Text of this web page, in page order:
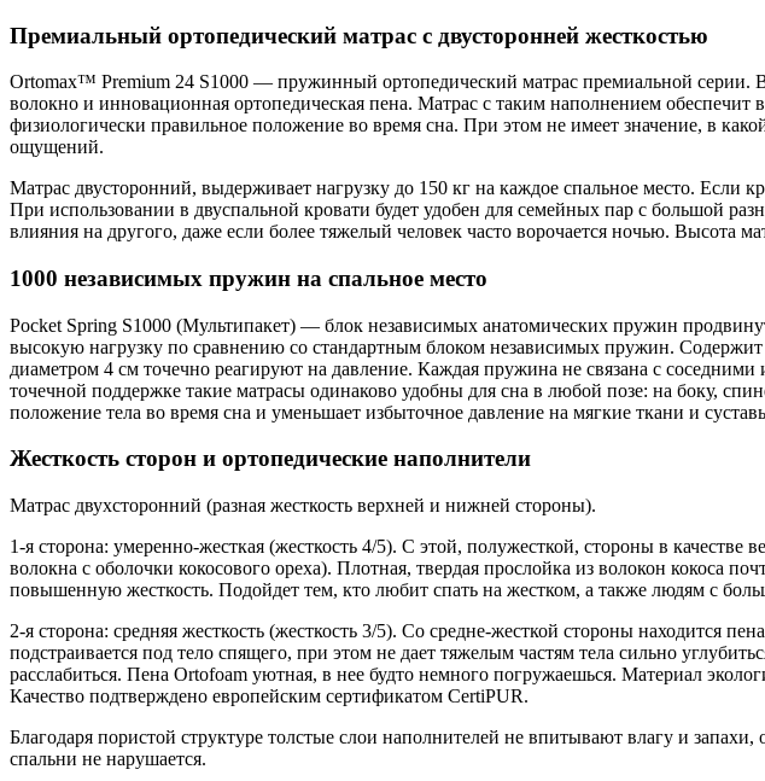
Премиальный ортопедический матрас с двусторонней жесткостью
Ortomax™ Premium 24 S1000 — пружинный ортопедический матрас премиальной серии.
волокно и инновационная ортопедическая пена. Матрас с таким наполнением
физиологически правильное положение во время сна. При этом не имеет значение, в
ощущений.
Матрас двусторонний, выдерживает нагрузку до 150 кг на каждое спальное место. Если
При использовании в двуспальной кровати будет удобен для семейных пар с большой
влияния на другого, даже если более тяжелый человек часто ворочается ночью. Высота
1000 независимых пружин на спальное место
Pocket Spring S1000 (Мультипакет) — блок независимых анатомических пружин
высокую нагрузку по сравнению со стандартным блоком независимых пружин.
диаметром 4 см точечно реагируют на давление. Каждая пружина не связана с соседними
точечной поддержке такие матрасы одинаково удобны для сна в любой позе: на боку,
положение тела во время сна и уменьшает избыточное давление на мягкие ткани и
Жесткость сторон и ортопедические наполнители
Матрас двухсторонний (разная жесткость верхней и нижней стороны).
1-я сторона: умеренно-жесткая (жесткость 4/5). С этой, полужесткой, стороны в качестве
волокна с оболочки кокосового ореха). Плотная, твердая прослойка из волокон кокоса
повышенную жесткость. Подойдет тем, кто любит спать на жестком, а также людям с
2-я сторона: средняя жесткость (жесткость 3/5). Со средне-жесткой стороны находится
подстраивается под тело спящего, при этом не дает тяжелым частям тела сильно
расслабиться. Пена Ortofoam уютная, в нее будто немного погружаешься. Материал
Качество подтверждено европейским сертификатом CertiPUR.
Благодаря пористой структуре толстые слои наполнителей не впитывают влагу и
спальни не нарушается.